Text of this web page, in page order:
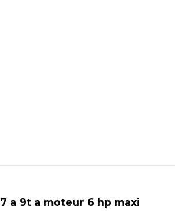
a 9t a moteur 6 hp maxi